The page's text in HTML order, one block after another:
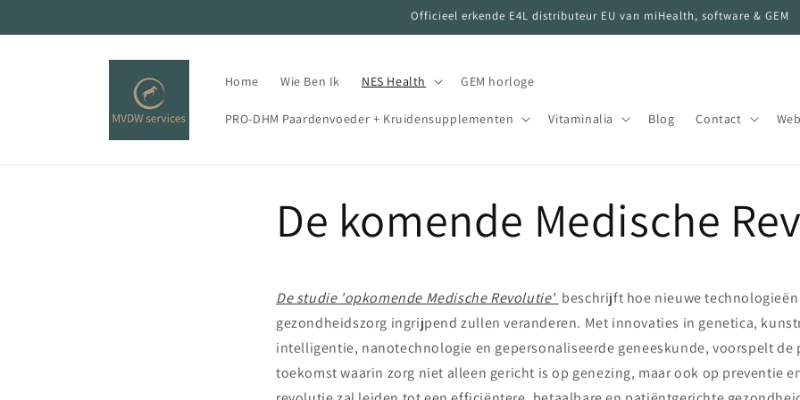
content
Officieel erkende E4L distributeur EU van miHealth, software & GEM
Home Wie Ben Ik NES Health GEM horloge
PRO-DHM Paardenvoeder + Kruidensupplementen Vitaminalia Blog Contact
De komende Medische
De studie 'opkomende Medische Revolutie' beschrijft hoe nieuwe technologieën
gezondheidszorg ingrijpend zullen veranderen. Met innovaties in genetica,
intelligentie, nanotechnologie en gepersonaliseerde geneeskunde, voorspelt de
toekomst waarin zorg niet alleen gericht is op genezing, maar ook op preventie